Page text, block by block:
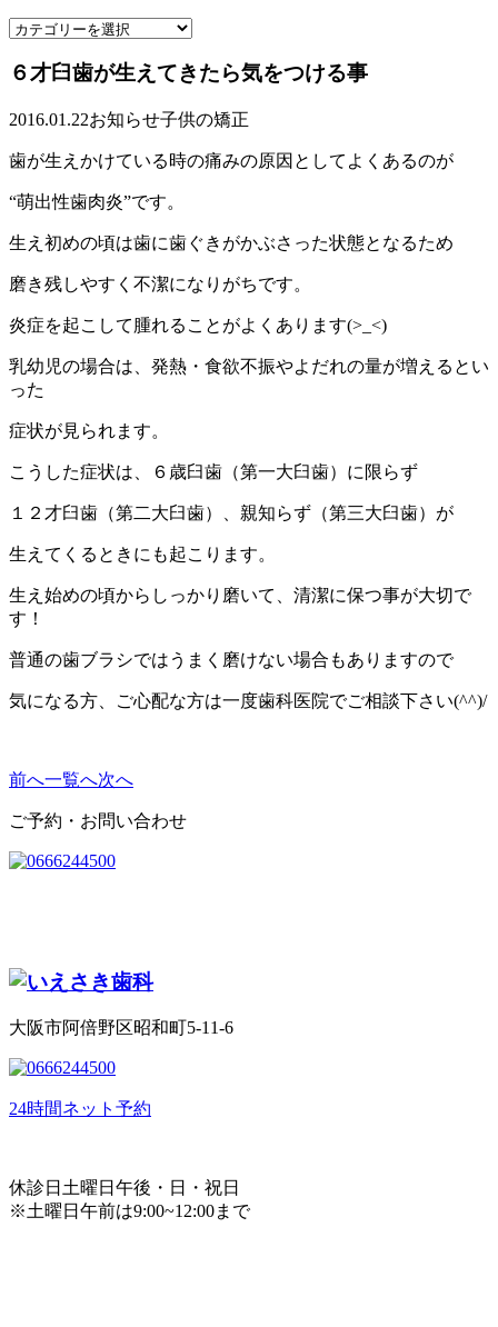
６才臼歯が生えてきたら気をつける事
2016.01.22お知らせ子供の矯正
歯が生えかけている時の痛みの原因としてよくあるのが
“萌出性歯肉炎”です。
生え初めの頃は歯に歯ぐきがかぶさった状態となるため
磨き残しやすく不潔になりがちです。
炎症を起こして腫れることがよくあります(>_<)
乳幼児の場合は、発熱・食欲不振やよだれの量が増えるとい
った
症状が見られます。
こうした症状は、６歳臼歯（第一大臼歯）に限らず
１２才臼歯（第二大臼歯）、親知らず（第三大臼歯）が
生えてくるときにも起こります。
生え始めの頃からしっかり磨いて、清潔に保つ事が大切で
す！
普通の歯ブラシではうまく磨けない場合もありますので
気になる方、ご心配な方は一度歯科医院でご相談下さい(^^)/
前へ一覧へ次へ
ご予約・お問い合わせ
大阪市阿倍野区昭和町5-11-6
24時間ネット予約
休診日 土曜日午後・日・祝日
※土曜日午前は9:00~12:00まで